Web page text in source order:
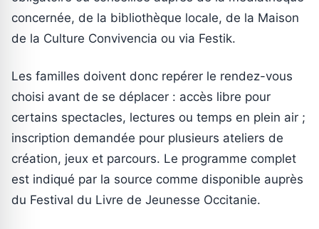
concernée, de la bibliothèque locale, de la Maison
de la Culture Convivencia ou via Festik.
Les familles doivent donc repérer le rendez-vous
choisi avant de se déplacer : accès libre pour
certains spectacles, lectures ou temps en plein air ;
inscription demandée pour plusieurs ateliers de
création, jeux et parcours. Le programme complet
est indiqué par la source comme disponible auprès
du Festival du Livre de Jeunesse Occitanie.